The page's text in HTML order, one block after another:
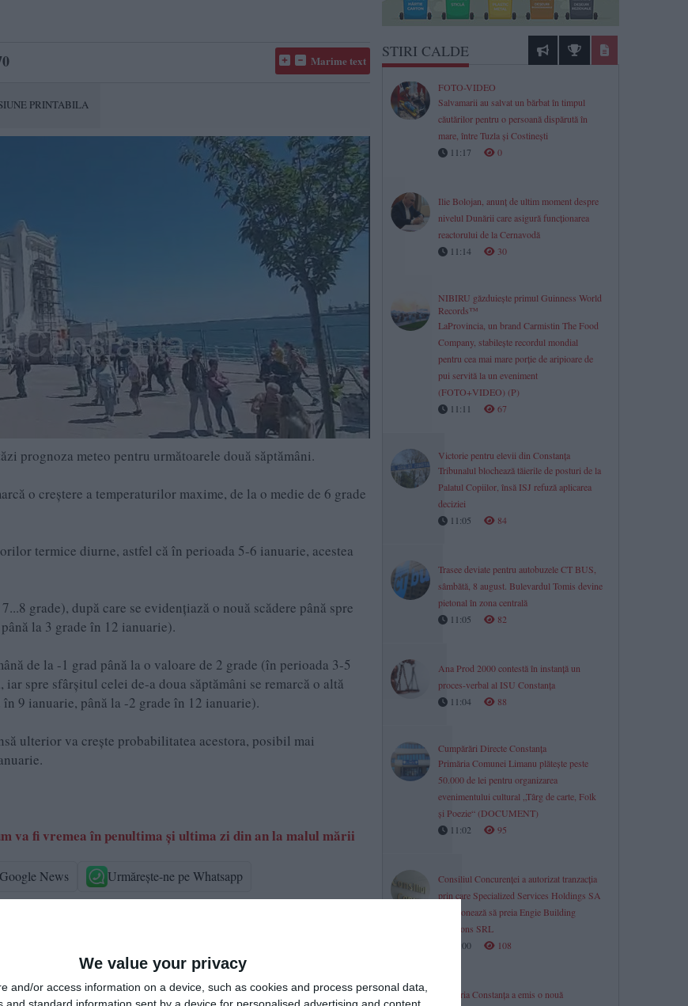
We value your privacy
and/or access information on a device, such as cookies and process personal data,
and standard information sent by a device for personalised advertising and content,
Marime text
PRINTABILA
prognoza meteo pentru următoarele două săptămâni.
o creștere a temperaturilor maxime, de la o medie de 6 grade
termice diurne, astfel că în perioada 5-6 ianuarie, acestea
grade), după care se evidențiază o nouă scădere până spre
la 3 grade în 12 ianuarie).
de la -1 grad până la o valoare de 2 grade (în perioada 3-5
spre sfârșitul celei de-a doua săptămâni se remarcă o altă
9 ianuarie, până la -2 grade în 12 ianuarie).
ulterior va crește probabilitatea acestora, posibil mai
va fi vremea în penultima și ultima zi din an la malul mării
News Urmărește-ne pe Whatsapp
STIRI CALDE
FOTO-VIDEO
Salvamarii au salvat un bărbat în timpul
căutărilor pentru o persoană dispărută în
mare, între Tuzla și Costinești
11:17
0
Ilie Bolojan, anunț de ultim moment despre
nivelul Dunării care asigură funcționarea
reactorului de la Cernavodă
11:14
30
NIBIRU găzduiește primul Guinness World
Records™
LaProvincia, un brand Carmistin The Food
Company, stabilește recordul mondial
pentru cea mai mare porție de aripioare de
pui servită la un eveniment
(FOTO+VIDEO) (P)
11:11
67
Victorie pentru elevii din Constanța
Tribunalul blochează tăierile de posturi de la
Palatul Copiilor, însă ISJ refuză aplicarea
deciziei
11:05
84
Trasee deviate pentru autobuzele CT BUS,
sâmbătă, 8 august. Bulevardul Tomis devine
pietonal în zona centrală
11:05
82
Ana Prod 2000 contestă în instanță un
proces-verbal al ISU Constanța
11:04
88
Cumpărări Directe Constanța
Primăria Comunei Limanu plătește peste
50.000 de lei pentru organizarea
evenimentului cultural „Târg de carte, Folk
și Poezie“ (DOCUMENT)
11:02
95
Consiliul Concurenţei a autorizat tranzacția
prin care Specialized Services Holdings SA
intenționează să preia Engie Building
Solutions SRL
11:00
108
Primăria Constanța a emis o nouă